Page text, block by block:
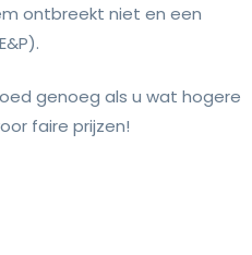
ontbreekt niet en een
genoeg als u wat hogere
faire prijzen!